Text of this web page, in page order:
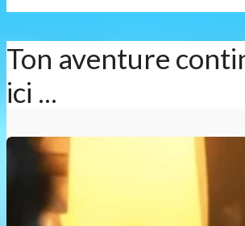
Ton aventure
ici ...